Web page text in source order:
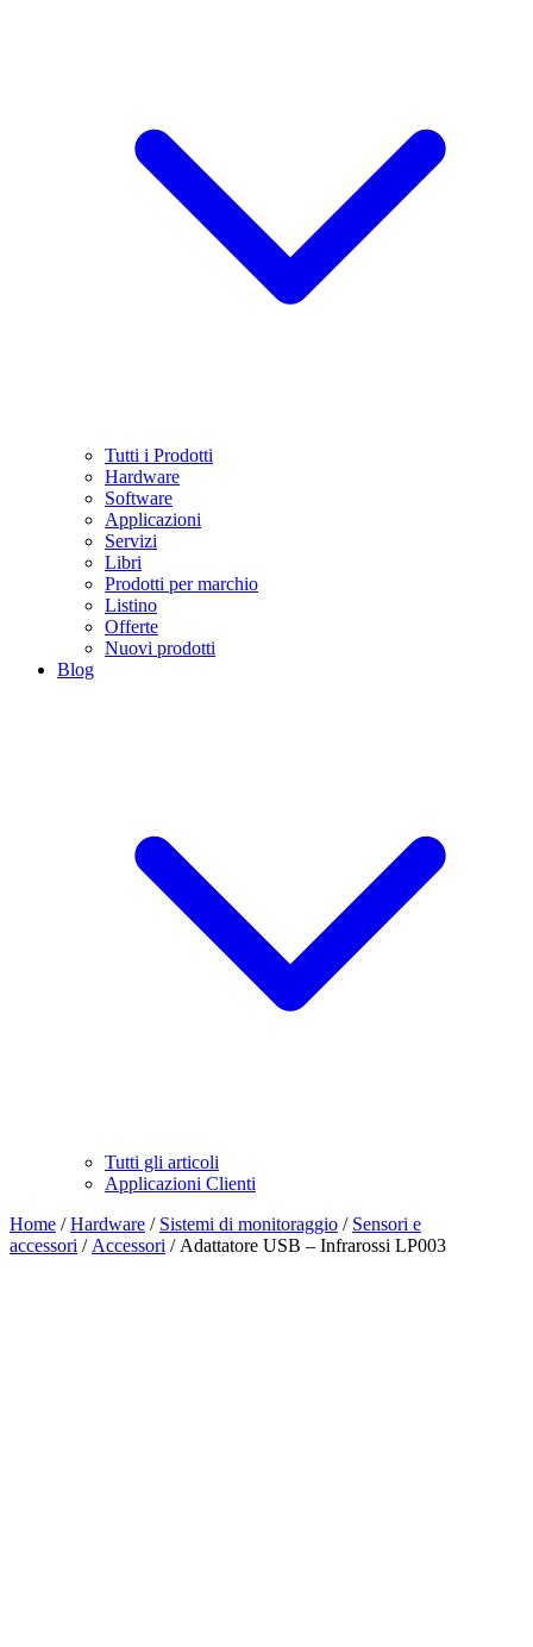
Tutti i Prodotti
Hardware
Software
Applicazioni
Servizi
Libri
Prodotti per marchio
Listino
Offerte
Nuovi prodotti
Blog
Tutti gli articoli
Applicazioni Clienti
Home /Hardware / Sistemi di monitoraggio / Sensori e
accessori / Accessori / Adattatore USB – Infrarossi LP003